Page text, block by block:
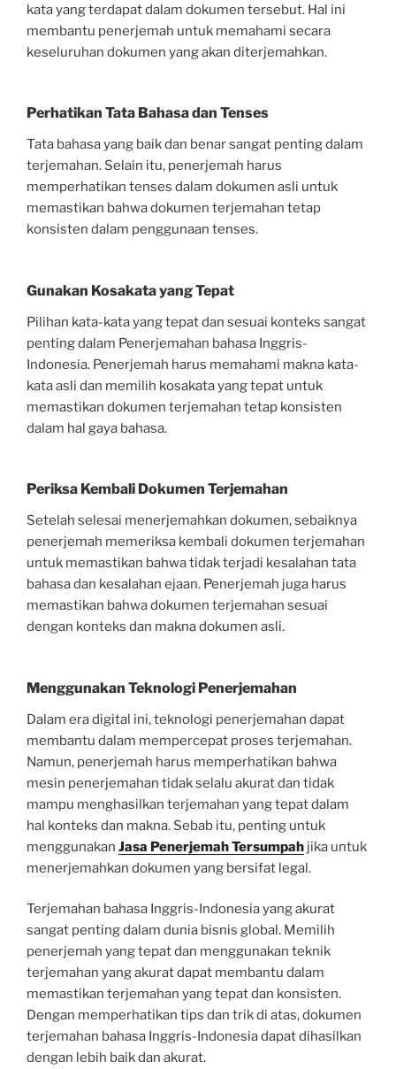
kata yang terdapat dalam dokumen tersebut. Hal ini
membantu penerjemah untuk memahami secara
keseluruhan dokumen yang akan diterjemahkan.
Perhatikan Tata Bahasa dan Tenses
Tata bahasa yang baik dan benar sangat penting dalam
terjemahan. Selain itu, penerjemah harus
memperhatikan tenses dalam dokumen asli untuk
memastikan bahwa dokumen terjemahan tetap
konsisten dalam penggunaan tenses.
Gunakan Kosakata yang Tepat
Pilihan kata-kata yang tepat dan sesuai konteks sangat
penting dalam Penerjemahan bahasa Inggris-
Indonesia. Penerjemah harus memahami makna kata-
kata asli dan memilih kosakata yang tepat untuk
memastikan dokumen terjemahan tetap konsisten
dalam hal gaya bahasa.
Periksa Kembali Dokumen Terjemahan
Setelah selesai menerjemahkan dokumen, sebaiknya
penerjemah memeriksa kembali dokumen terjemahan
untuk memastikan bahwa tidak terjadi kesalahan tata
bahasa dan kesalahan ejaan. Penerjemah juga harus
memastikan bahwa dokumen terjemahan sesuai
dengan konteks dan makna dokumen asli.
Menggunakan Teknologi Penerjemahan
Dalam era digital ini, teknologi penerjemahan dapat
membantu dalam mempercepat proses terjemahan.
Namun, penerjemah harus memperhatikan bahwa
mesin penerjemahan tidak selalu akurat dan tidak
mampu menghasilkan terjemahan yang tepat dalam
hal konteks dan makna. Sebab itu, penting untuk
menggunakan Jasa Penerjemah Tersumpah jika untuk
menerjemahkan dokumen yang bersifat legal.
Terjemahan bahasa Inggris-Indonesia yang akurat
sangat penting dalam dunia bisnis global. Memilih
penerjemah yang tepat dan menggunakan teknik
terjemahan yang akurat dapat membantu dalam
memastikan terjemahan yang tepat dan konsisten.
Dengan memperhatikan tips dan trik di atas, dokumen
terjemahan bahasa Inggris-Indonesia dapat dihasilkan
dengan lebih baik dan akurat.